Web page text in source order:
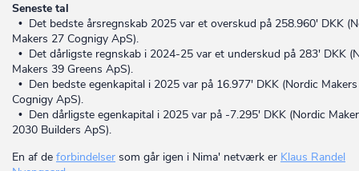
Seneste tal
• Det bedste årsregnskab 2025 var et overskud på 258.960' DKK
Makers 27 Cognigy ApS).
• Det dårligste regnskab i 2024-25 var et underskud på 283' DKK
Makers 39 Greens ApS).
• Den bedste egenkapital i 2025 var på 16.977' DKK (Nordic
Cognigy ApS).
• Den dårligste egenkapital i 2025 var på -7.295' DKK (Nordic
2030 Builders ApS).
En af de forbindelser som går igen i Nima' netværk er Klaus Randel